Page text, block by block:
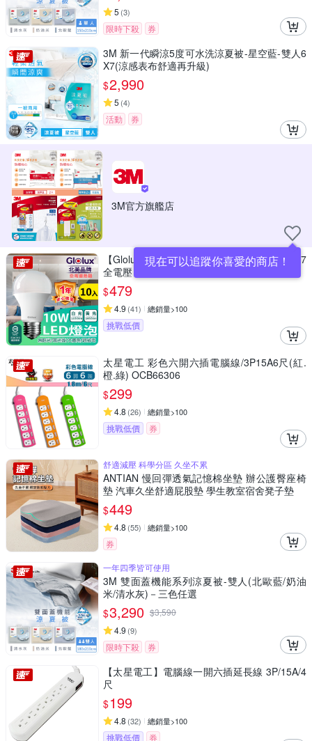
5 (3)
限時下殺 券
3M 新一代瞬涼5度可水洗涼夏被-星空藍-雙人6
X7(涼感表布舒適再升級)
$2,990
5 (4)
活動 券
3M官方旗艦店
現在可以追蹤你喜愛的商店！
【Glolux】(10入組) LED 10W燈泡 高亮度 E27
全電壓 (白光/黃光任選)
$479
4.9 (41) 總銷量>100
挑戰低價
太星電工 彩色六開六插電腦線/3P15A6尺(紅.
橙.綠) OCB66306
$299
4.8 (26) 總銷量>100
挑戰低價 券
舒適減壓 科學分區 久坐不累
ANTIAN 慢回彈透氣記憶棉坐墊 辦公護臀座椅
墊 汽車久坐舒適屁股墊 學生教室宿舍凳子墊
$449
4.8 (55) 總銷量>100
券
一年四季皆可使用
3M 雙面蓋機能系列涼夏被-雙人(北歐藍/奶油
米/清水灰)－三色任選
$3,290 $3,590
4.9 (9)
限時下殺 券
【太星電工】電腦線一開六插延長線 3P/15A/4
尺
$199
4.8 (32) 總銷量>100
挑戰低價 券